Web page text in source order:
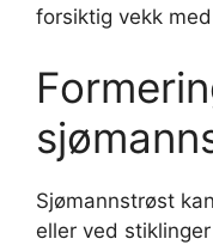
forsiktig vekk
Sjømannstrøst
eller ved